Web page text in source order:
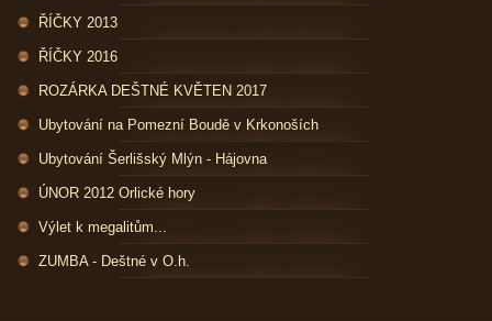
ŘÍČKY 2013
ŘÍČKY 2016
ROZÁRKA DEŠTNÉ KVĚTEN 2017
Ubytování na Pomezní Boudě v Krkonoších
Ubytování Šerlišský Mlýn - Hájovna
ÚNOR 2012 Orlické hory
Výlet k megalitům...
ZUMBA - Deštné v O.h.